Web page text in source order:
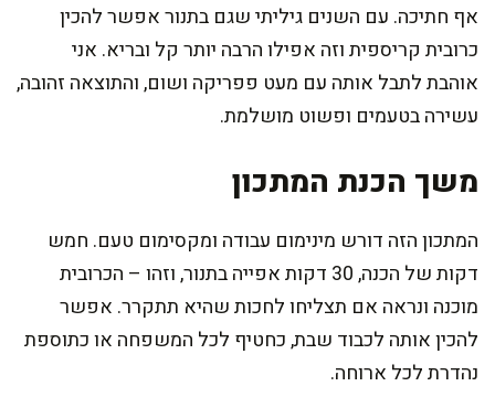
אף חתיכה. עם השנים גיליתי שגם בתנור אפשר להכין
כרובית קריספית וזה אפילו הרבה יותר קל ובריא. אני
אוהבת לתבל אותה עם מעט פפריקה ושום, והתוצאה זהובה,
עשירה בטעמים ופשוט מושלמת.
משך הכנת המתכון
המתכון הזה דורש מינימום עבודה ומקסימום טעם. חמש
דקות של הכנה, 30 דקות אפייה בתנור, וזהו – הכרובית
מוכנה ונראה אם תצליחו לחכות שהיא תתקרר. אפשר
להכין אותה לכבוד שבת, כחטיף לכל המשפחה או כתוספת
נהדרת לכל ארוחה.